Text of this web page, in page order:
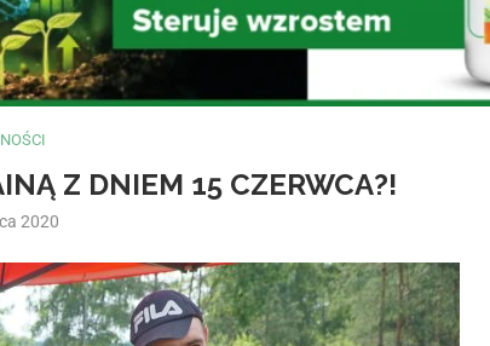
Z DNIEM 15 CZERWCA?!
2020